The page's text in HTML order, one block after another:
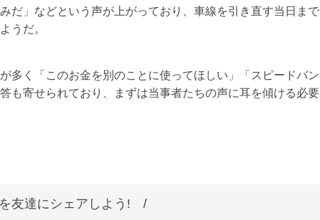
だ」などという声が上がっており、車線を引き直す当日まで
うだ。
多く「このお金を別のことに使ってほしい」「スピードバン
も寄せられており、まずは当事者たちの声に耳を傾ける必要
友達にシェアしよう! /